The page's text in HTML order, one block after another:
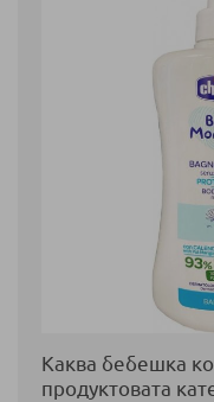
Каква бебешка
продуктовата